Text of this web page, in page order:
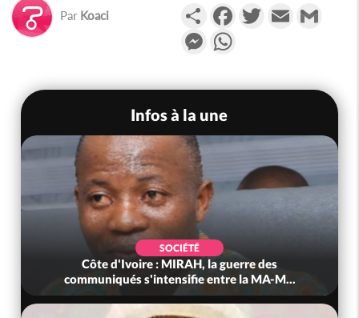
Par Koaci PartagerFacebookTwitterEmail
Messenger
Infos à la une
SOCIÉTÉ
Côte d'Ivoire : MIRAH, la guerre des
communiqués s'intensifie entre la MA-M...